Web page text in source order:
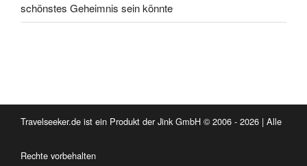
schönstes Geheimnis sein könnte
Travelseeker.de ist ein Produkt der Jink GmbH © 2006 - 2026 | Alle
Rechte vorbehalten